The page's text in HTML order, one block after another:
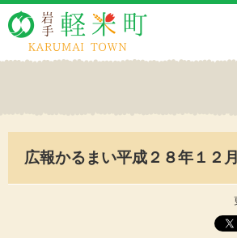
広報かるまい平成２８年１２